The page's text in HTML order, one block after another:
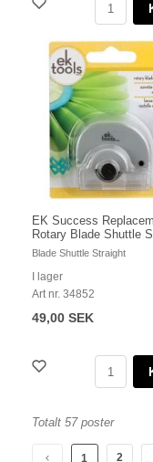
EK Success
Rotary Blade Shuttle
Blade Shuttle Straight
I lager
Art nr. 34852
49,00 SEK
Totalt 57 poster
1 2